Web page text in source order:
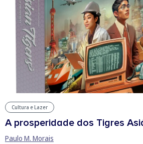
Cultura e Lazer
A prosperidade dos Tigres
Paulo M. Morais